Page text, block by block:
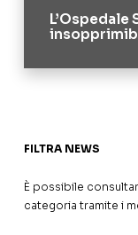
L’Ospedale
FILTRA NEWS
È possibile
categoria tramite i